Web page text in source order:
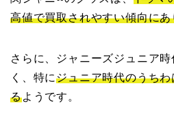
高値で買取されやすい傾向にあ
さらに、ジャニーズジュニア
く、特にジュニア時代のうち
るようです。